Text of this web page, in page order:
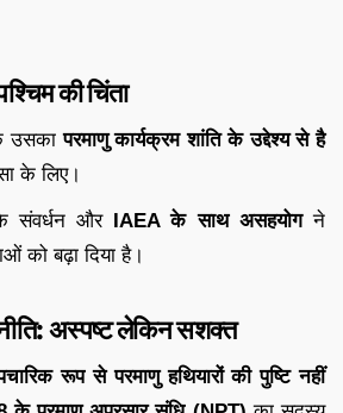
की चिंता
उसकापरमाणु कार्यक्रम शांति के उद्देश्य से है
के लिए।
संवर्धन और IAEA के साथ असहयोगने
को बढ़ा दिया है।
अस्पष्ट लेकिन सशक्त
रूप से परमाणु हथियारों की पुष्टि नहीं